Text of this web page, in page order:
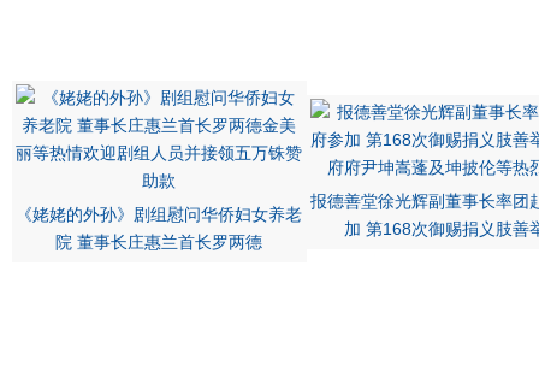
《姥姥的外孙》剧组慰问华侨妇女养老
院 董事长庄惠兰首长罗两德
报德善堂徐光辉副董事长率团
加 第168次御赐捐义肢善